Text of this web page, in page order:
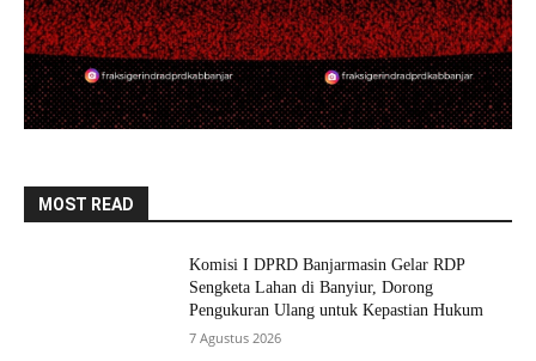
MOST READ
Komisi I DPRD Banjarmasin Gelar RDP
Sengketa Lahan di Banyiur, Dorong
Pengukuran Ulang untuk Kepastian Hukum
7 Agustus 2026